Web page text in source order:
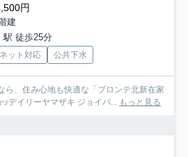
円
建
駅 徒歩25分
ット対応 公共下水
ら、住み心地も快適な「ブロンテ北新在家
デイリーヤマザキ ジョイパ... もっと見る